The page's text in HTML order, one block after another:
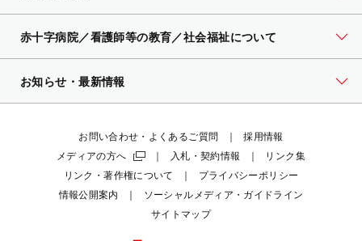
赤十字病院／看護師等の教育／社会福祉について
お知らせ・最新情報
お問い合わせ・よくあるご質問
採用情報
メディアの方へ
入札・契約情報
リンク集
リンク・著作権について
プライバシーポリシー
情報公開案内
ソーシャルメディア・ガイドライン
サイトマップ